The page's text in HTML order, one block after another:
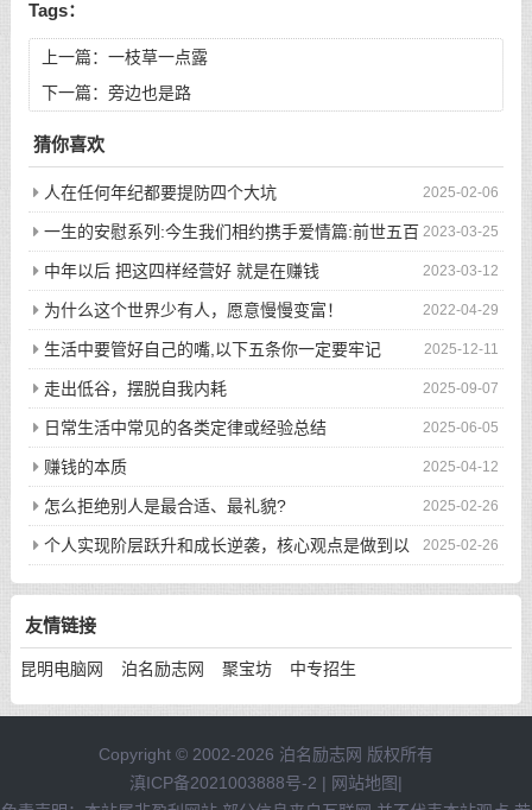
Tags：
上一篇： 一枝草一点露
下一篇： 旁边也是路
猜你喜欢
2025-02-06
人在任何年纪都要提防四个大坑
2023-03-25
一生的安慰系列:今生我们相约携手爱情篇:前世五百
次的回眸才换来今生的相遇
2023-03-12
中年以后 把这四样经营好 就是在赚钱
2022-04-29
为什么这个世界少有人，愿意慢慢变富！
2025-12-11
生活中要管好自己的嘴,以下五条你一定要牢记
2025-09-07
走出低谷，摆脱自我内耗
2025-06-05
日常生活中常见的各类定律或经验总结
2025-04-12
赚钱的本质
2025-02-26
怎么拒绝别人是最合适、最礼貌?
2025-02-26
个人实现阶层跃升和成长逆袭，核心观点是做到以
下八件事
友情链接
昆明电脑网 泊名励志网 聚宝坊 中专招生
Copyright © 2002-2026 泊名励志网 版权所有
滇ICP备2021003888号-2 | 网站地图|